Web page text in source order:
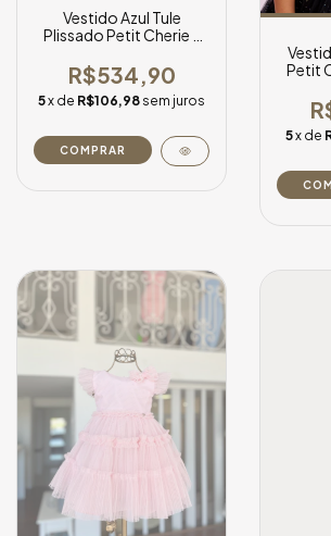
Vestido Azul Tule
Plissado Petit Cherie -
R$534,90
5x de R$106,98 sem juros
COMPRAR
Petit
5x de